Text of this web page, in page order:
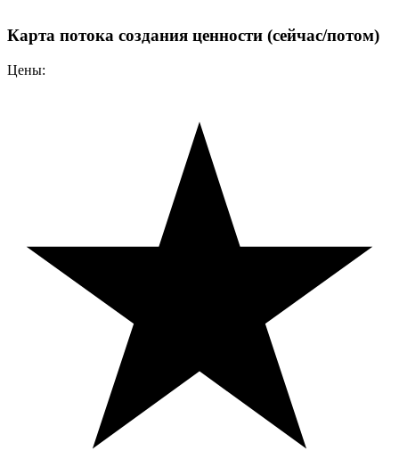
Карта потока создания ценности (сейчас/потом)
Цены: